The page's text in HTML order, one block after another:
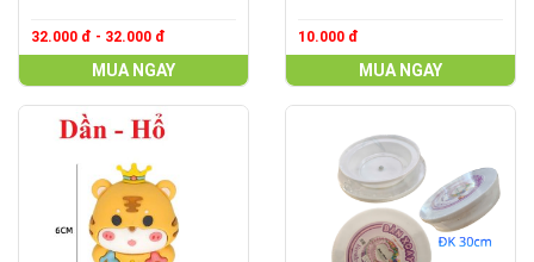
32.000 đ - 32.000 đ
MUA NGAY
10.000 đ
MUA NGAY